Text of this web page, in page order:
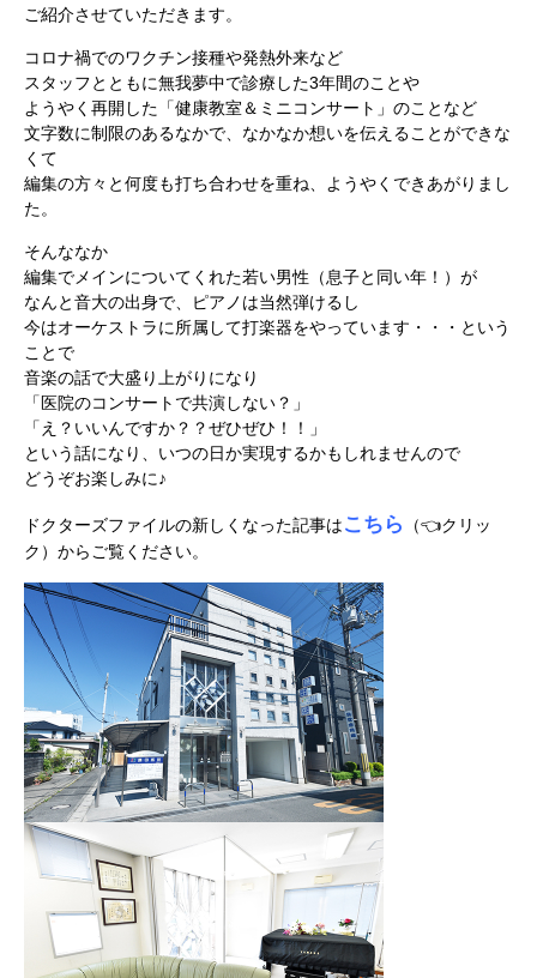
ご紹介させていただきます。
コロナ禍でのワクチン接種や発熱外来など
スタッフとともに無我夢中で診療した3年間のことや
ようやく再開した「健康教室＆ミニコンサート」のことなど
文字数に制限のあるなかで、なかなか想いを伝えることができな
くて
編集の方々と何度も打ち合わせを重ね、ようやくできあがりまし
た。
そんななか
編集でメインについてくれた若い男性（息子と同い年！）が
なんと音大の出身で、ピアノは当然弾けるし
今はオーケストラに所属して打楽器をやっています・・・という
ことで
音楽の話で大盛り上がりになり
「医院のコンサートで共演しない？」
「え？いいんですか？？ぜひぜひ！！」
という話になり、いつの日か実現するかもしれませんので
どうぞお楽しみに♪
ドクターズファイルの新しくなった記事はこちら
（👈クリッ
ク）からご覧ください。